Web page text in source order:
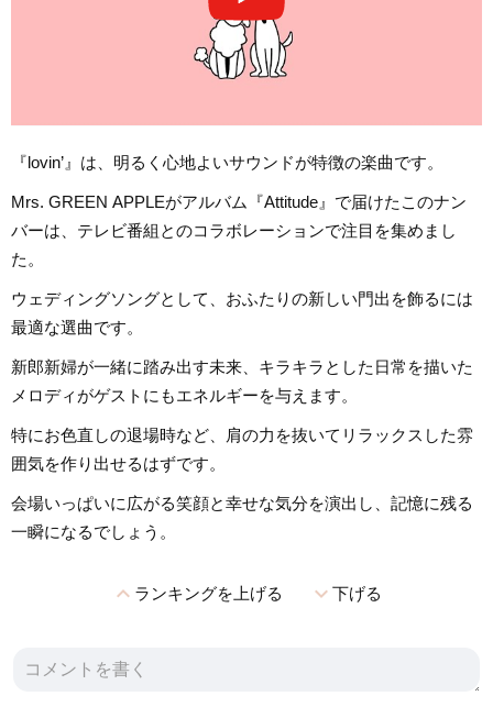
『lovin’』は、明るく心地よいサウンドが特徴の楽曲です。
Mrs. GREEN APPLEがアルバム『Attitude』で届けたこのナン
バーは、テレビ番組とのコラボレーションで注目を集めまし
た。
ウェディングソングとして、おふたりの新しい門出を飾るには
最適な選曲です。
新郎新婦が一緒に踏み出す未来、キラキラとした日常を描いた
メロディがゲストにもエネルギーを与えます。
特にお色直しの退場時など、肩の力を抜いてリラックスした雰
囲気を作り出せるはずです。
会場いっぱいに広がる笑顔と幸せな気分を演出し、記憶に残る
一瞬になるでしょう。
expand_lessランキングを上げる expand_more下げる